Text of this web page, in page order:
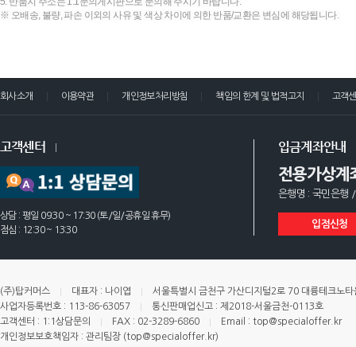
※ 오배송, 불량, 파손 이외의 사유 및 색상 차이에 의한 반품/교환은 변심에 해당됩니다.
회사소개 이용약관 개인정보처리방침 책임의 한계 및 법적고지 고객
고객센터
상담 : 평일 09:30 ~ 17:30 (토/일/공휴일 휴무)
점심 : 12:30 ~ 13:30
입금계좌안내
전용가상계
은행명 : 국민은행
입점신청
(주)탑커머스 대표자 : 나이엽
서울특별시 금천구 가산디지털2로 70 대륭테크노
사업자등록번호 : 113-86-63057
통신판매업신고 : 제2018-서울금천-0113호
고객센터 : 1:1상담문의
FAX : 02-3289-6860
Email : top@specialoffer.kr
개인정보보호책임자 : 관리팀장 (top@specialoffer.kr)